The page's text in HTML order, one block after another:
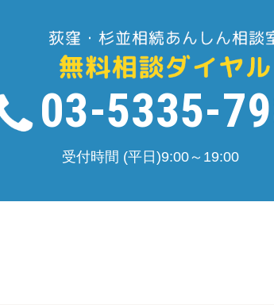
03-5335-
受付時間 (平日)9:00～19:00